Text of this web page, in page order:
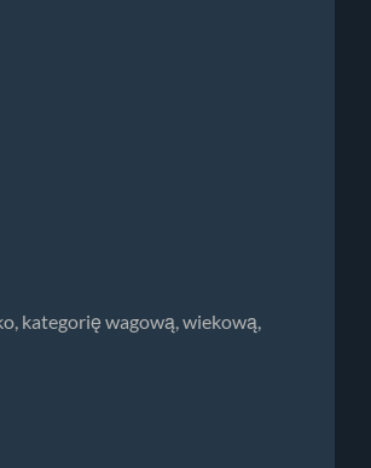
kategorię wagową, wiekową,